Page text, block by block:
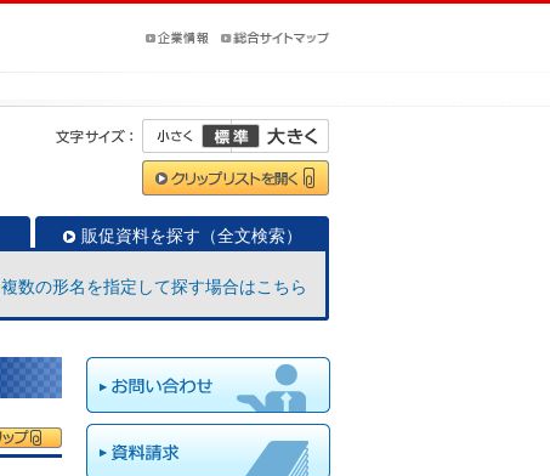
販促資料を探す（全文検索）
複数の形名を指定して探す場合はこちら